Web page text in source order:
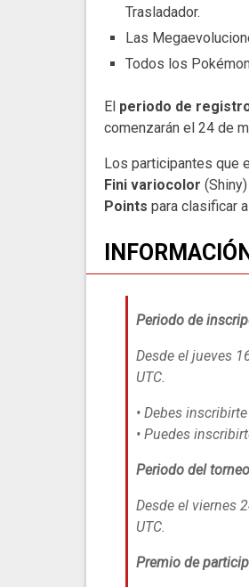
Trasladador.
Las
Todos los
El periodo de
comenzarán el 24 de
Los participantes que
Fini variocolor
Points para clasificar
Periodo de
Desde el jueves
UTC.
• Debes
• Puedes
Periodo del torneo
Desde el viernes
UTC.
Premio de